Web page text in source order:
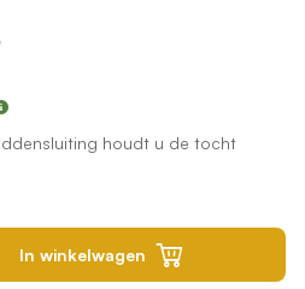
houdt u de tocht
In winkelwagen